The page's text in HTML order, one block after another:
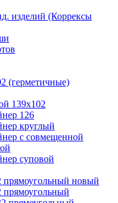
изделий (Коррексы
(герметичные)
139х102
126
круглый
с совмещенной
суповой
прямоугольный новый
прямоугольный